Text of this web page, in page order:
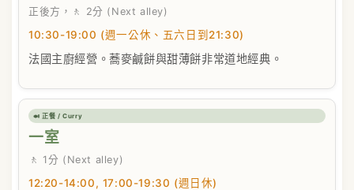
正後方，🚶 2分 (Next alley)
10:30-19:00 (週一公休、五六日到21:30)
法國主廚經營。蕎麥鹹餅與甜薄餅非常道地經典。
🍛 正餐 / Curry
一室
🚶 1分 (Next alley)
12:20-14:00, 17:00-19:30 (週日休)